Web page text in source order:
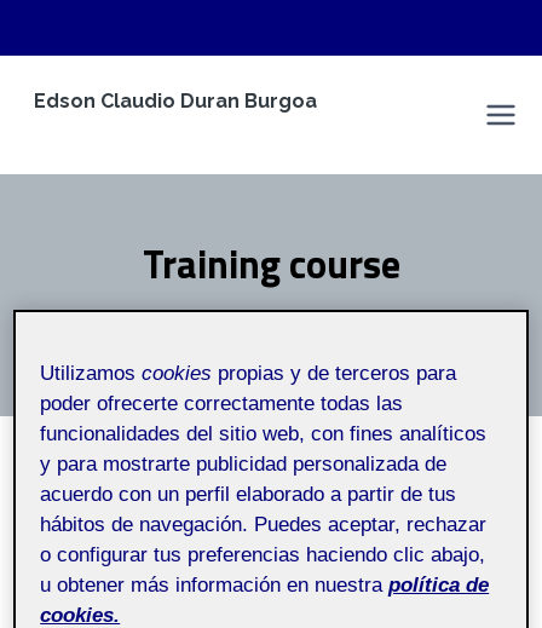
Edson Claudio Duran Burgoa
Training course
TRAINING COURSE
Thematic analysis with
Atlas.ti
Utilizamoscookies propias y de terceros para
poder ofrecerte correctamente todas las
funcionalidades del sitio web, con fines analíticos
y para mostrarte publicidad personalizada de
acuerdo con un perfil elaborado a partir de tus
hábitos de navegación. Puedes aceptar, rechazar
o configurar tus preferencias haciendo clic abajo,
u obtener más información en nuestra política de
cookies.